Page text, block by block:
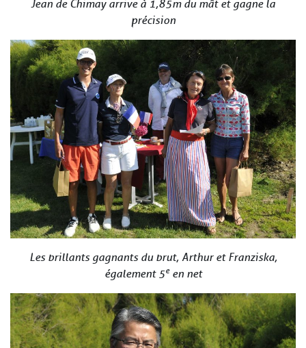
Jean de Chimay arrive à 1,85m du mât et gagne la
précision
Les brillants gagnants du brut, Arthur et Franziska,
également 5een net